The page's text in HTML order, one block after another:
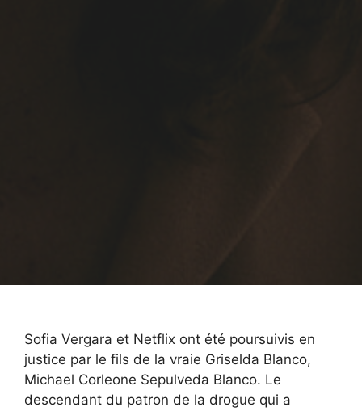
Sofia Vergara et Netflix ont été poursuivis en
justice par le fils de la vraie Griselda Blanco,
Michael Corleone Sepulveda Blanco. Le
descendant du patron de la drogue qui a